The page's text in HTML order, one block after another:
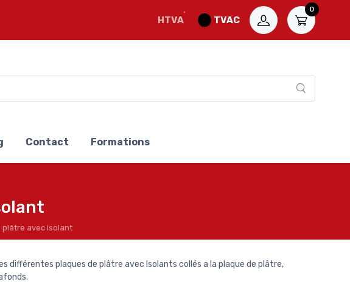
HTVA TVAC
0
Contact Formations
plâtre avec isolant
différentes plaques de plâtre avec Isolants collés a la plaque de plâtre,